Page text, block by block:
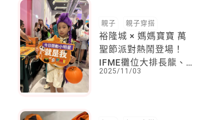
親子 親子穿搭
裕隆城 × 媽媽寶寶 萬
聖節派對熱鬧登場！
IFME攤位大排長龍、
爸媽創意爆發，讓孩子
2025/11/03